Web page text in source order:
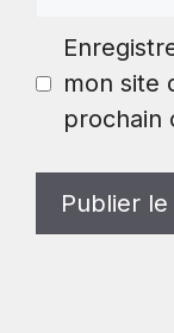
mon site
prochain